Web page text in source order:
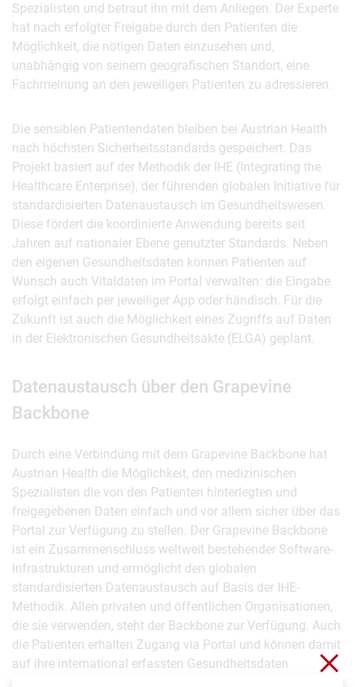
Spezialisten und betraut ihn mit dem Anliegen. Der Experte
hat nach erfolgter Freigabe durch den Patienten die
Möglichkeit, die nötigen Daten einzusehen und,
unabhängig von seinem geografischen Standort, eine
Fachmeinung an den jeweiligen Patienten zu adressieren.
Die sensiblen Patientendaten bleiben bei Austrian Health
nach höchsten Sicherheitsstandards gespeichert. Das
Projekt basiert auf der Methodik der IHE (Integrating the
Healthcare Enterprise), der führenden globalen Initiative für
standardisierten Datenaustausch im Gesundheitswesen.
Diese fördert die koordinierte Anwendung bereits seit
Jahren auf nationaler Ebene genutzter Standards. Neben
den eigenen Gesundheitsdaten können Patienten auf
Wunsch auch Vitaldaten im Portal verwalten: die Eingabe
erfolgt einfach per jeweiliger App oder händisch. Für die
Zukunft ist auch die Möglichkeit eines Zugriffs auf Daten
in der Elektronischen Gesundheitsakte (ELGA) geplant.
Datenaustausch über den Grapevine
Backbone
Durch eine Verbindung mit dem Grapevine Backbone hat
Austrian Health die Möglichkeit, den medizinischen
Spezialisten die von den Patienten hinterlegten und
freigegebenen Daten einfach und vor allem sicher über das
Portal zur Verfügung zu stellen. Der Grapevine Backbone
ist ein Zusammenschluss weltweit bestehender Software-
Infrastrukturen und ermöglicht den globalen
standardisierten Datenaustausch auf Basis der IHE-
Methodik. Allen privaten und öffentlichen Organisationen,
die sie verwenden, steht der Backbone zur Verfügung. Auch
die Patienten erhalten Zugang via Portal und können damit
auf ihre international erfassten Gesundheitsdaten